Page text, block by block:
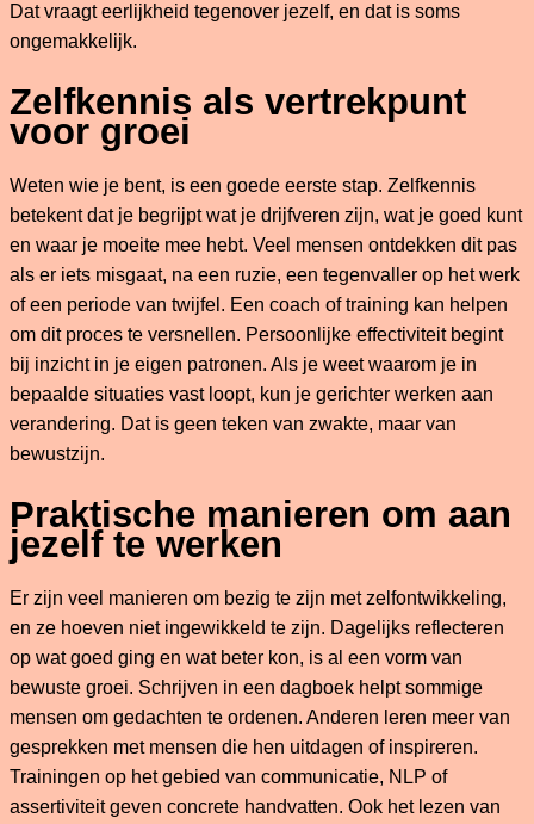
Dat vraagt eerlijkheid tegenover jezelf, en dat is soms
ongemakkelijk.
Zelfkennis als vertrekpunt
voor groei
Weten wie je bent, is een goede eerste stap. Zelfkennis
betekent dat je begrijpt wat je drijfveren zijn, wat je goed kunt
en waar je moeite mee hebt. Veel mensen ontdekken dit pas
als er iets misgaat, na een ruzie, een tegenvaller op het werk
of een periode van twijfel. Een coach of training kan helpen
om dit proces te versnellen. Persoonlijke effectiviteit begint
bij inzicht in je eigen patronen. Als je weet waarom je in
bepaalde situaties vast loopt, kun je gerichter werken aan
verandering. Dat is geen teken van zwakte, maar van
bewustzijn.
Praktische manieren om aan
jezelf te werken
Er zijn veel manieren om bezig te zijn met zelfontwikkeling,
en ze hoeven niet ingewikkeld te zijn. Dagelijks reflecteren
op wat goed ging en wat beter kon, is al een vorm van
bewuste groei. Schrijven in een dagboek helpt sommige
mensen om gedachten te ordenen. Anderen leren meer van
gesprekken met mensen die hen uitdagen of inspireren.
Trainingen op het gebied van communicatie, NLP of
assertiviteit geven concrete handvatten. Ook het lezen van